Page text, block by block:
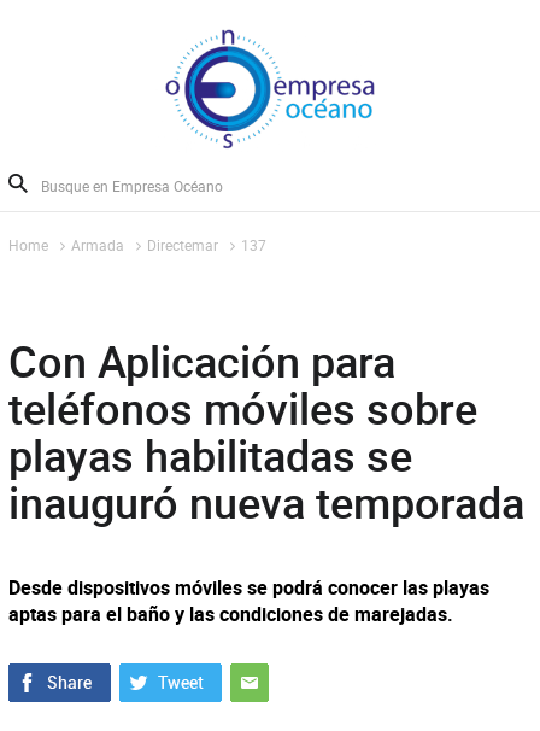
Home Armada Directemar 137
Con Aplicación para
teléfonos móviles sobre
playas habilitadas se
inauguró nueva temporada
Desde dispositivos móviles se podrá conocer las playas
aptas para el baño y las condiciones de marejadas.